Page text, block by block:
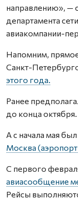
направлению», —
департамента
авиакомпании-
Напомним,
Санкт-
этого года.
Ранее
до конца октября.
А с начала мая был
Москва
С первого
авиасообщение
Рейсы